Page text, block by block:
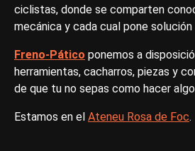
ciclistas, donde se comparten
mecánica y cada cual pone solución
Freno-Pático ponemos a
herramientas, cacharros, piezas y
de que tu no sepas como hacer
Estamos en el Ateneu Rosa de Foc.